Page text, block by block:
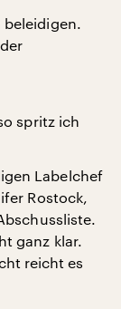
beleidigen.
spritz ich
Labelchef
Rostock,
ganz klar.
reicht es